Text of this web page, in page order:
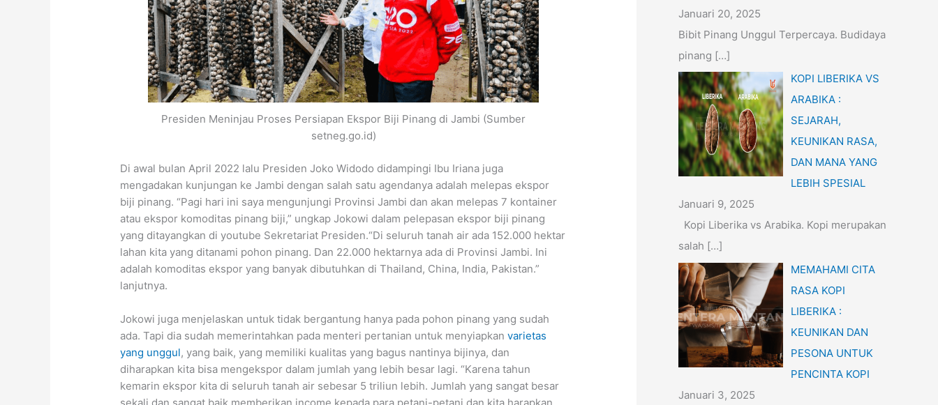
Presiden Meninjau Proses Persiapan Ekspor Biji Pinang di Jambi (Sumber
setneg.go.id)
Di awal bulan April 2022 lalu Presiden Joko Widodo didampingi Ibu Iriana juga
mengadakan kunjungan ke Jambi dengan salah satu agendanya adalah melepas ekspor
biji pinang. “Pagi hari ini saya mengunjungi Provinsi Jambi dan akan melepas 7 kontainer
atau ekspor komoditas pinang biji,” ungkap Jokowi dalam pelepasan ekspor biji pinang
yang ditayangkan di youtube Sekretariat Presiden.“Di seluruh tanah air ada 152.000 hektar
lahan kita yang ditanami pohon pinang. Dan 22.000 hektarnya ada di Provinsi Jambi. Ini
adalah komoditas ekspor yang banyak dibutuhkan di Thailand, China, India, Pakistan.”
lanjutnya.
Jokowi juga menjelaskan untuk tidak bergantung hanya pada pohon pinang yang sudah
ada. Tapi dia sudah memerintahkan pada menteri pertanian untuk menyiapkanvarietas
yang unggul, yang baik, yang memiliki kualitas yang bagus nantinya bijinya, dan
diharapkan kita bisa mengekspor dalam jumlah yang lebih besar lagi. “Karena tahun
kemarin ekspor kita di seluruh tanah air sebesar 5 triliun lebih. Jumlah yang sangat besar
Januari 20, 2025
Bibit Pinang Unggul Terpercaya. Budidaya
pinang […]
KOPI LIBERIKA VS
ARABIKA :
SEJARAH,
KEUNIKAN RASA,
DAN MANA YANG
LEBIH SPESIAL
Januari 9, 2025
Kopi Liberika vs Arabika. Kopi merupakan
salah […]
MEMAHAMI CITA
RASA KOPI
LIBERIKA :
KEUNIKAN DAN
PESONA UNTUK
PENCINTA KOPI
Januari 3, 2025